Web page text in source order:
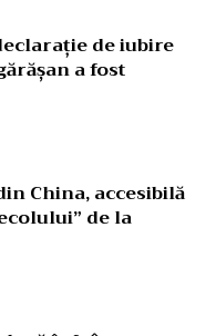
de iubire
a fost
China, accesibilă
de la